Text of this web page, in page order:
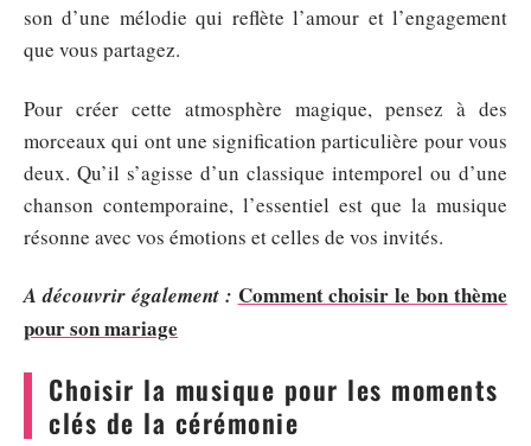
son d’une mélodie qui reflète l’amour et l’engagement
que vous partagez.
Pour créer cette atmosphère magique, pensez à des
morceaux qui ont une signification particulière pour vous
deux. Qu’il s’agisse d’un classique intemporel ou d’une
chanson contemporaine, l’essentiel est que la musique
résonne avec vos émotions et celles de vos invités.
A découvrir également : Comment choisir le bon thème
pour son mariage
Choisir la musique pour les moments
clés de la cérémonie